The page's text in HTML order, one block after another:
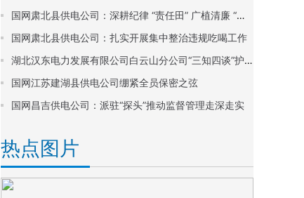
国网肃北县供电公司：深耕纪律 “责任田” 广植清廉 “生态林”
国网肃北县供电公司：扎实开展集中整治违规吃喝工作
湖北汉东电力发展有限公司白云山分公司“三知四谈”护廉风
国网江苏建湖县供电公司绷紧全员保密之弦
国网昌吉供电公司：派驻“探头”推动监督管理走深走实
热点图片